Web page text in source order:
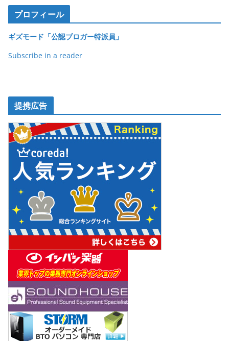
プロフィール
ギズモード「公認ブロガー特派員」
Subscribe in a reader
提携広告